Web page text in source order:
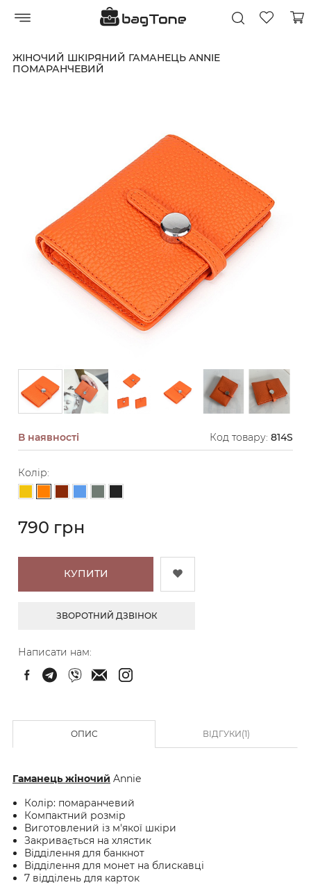
ЖІНОЧИЙ ШКІРЯНИЙ ГАМАНЕЦЬ ANNIE
ПОМАРАНЧЕВИЙ
В наявності Код товару: 814S
Колір:
790 грн
КУПИТИ
ЗВОРОТНИЙ ДЗВІНОК
Написати нам:
ОПИС ВІДГУКИ(1)
Гаманець жіночий Annie
Колір: помаранчевий
Компактний розмір
Виготовлений із м'якої шкіри
Закривається на хлястик
Відділення для банкнот
Відділення для монет на блискавці
7 відділень для карток